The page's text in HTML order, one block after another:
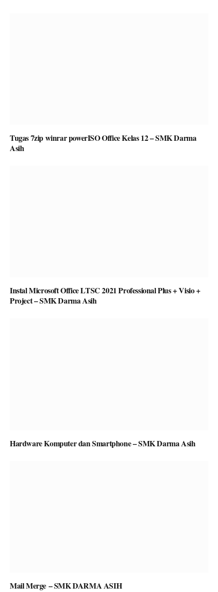
Tugas 7zip winrar powerISO Office Kelas 12 – SMK Darma
Asih
Instal Microsoft Office LTSC 2021 Professional Plus + Visio +
Project – SMK Darma Asih
Hardware Komputer dan Smartphone – SMK Darma Asih
Mail Merge – SMK DARMA ASIH